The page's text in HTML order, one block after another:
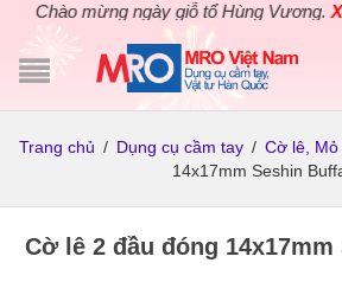
Chào mừng ngày giỗ tổ Hùng Vương.Xả
Trang chủ / Dụng cụ cầm tay / Cờ lê, Mỏ
14x17mm Seshin
Cờ lê 2 đầu đóng